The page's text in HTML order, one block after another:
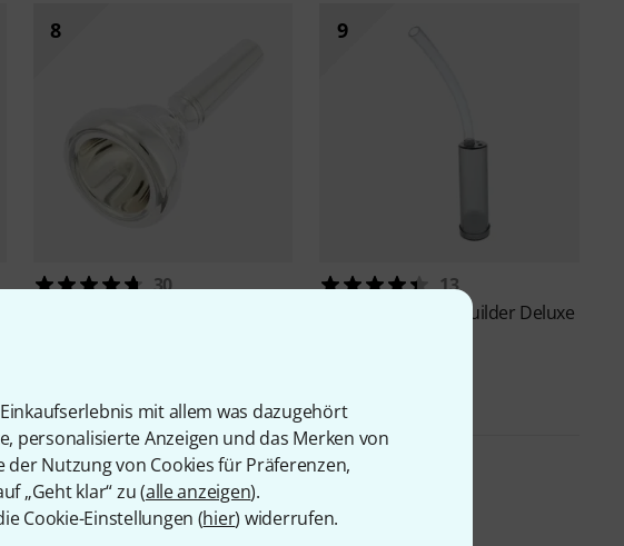
mit allem was dazugehört
personalisierte Anzeigen und das Merken von
der Nutzung von Cookies für Präferenzen,
„Geht klar“ zu (alle anzeigen).
Cookie-Einstellungen (hier) widerrufen.
8
30
9
13
Breath Builder Deluxe